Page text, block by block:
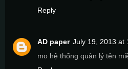
Reply
AD paper July 19, 2013 at
mo hệ thống quản lý tên